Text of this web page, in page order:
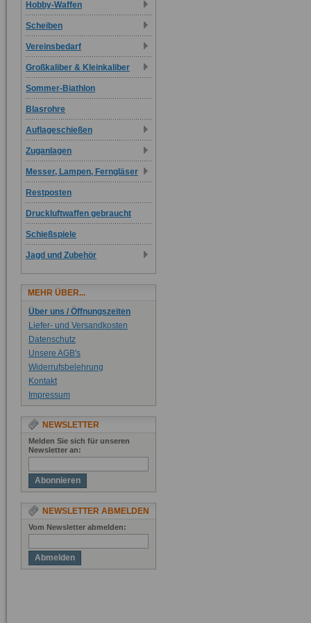
Hobby-Waffen
Scheiben
Vereinsbedarf
Großkaliber & Kleinkaliber
Sommer-Biathlon
Blasrohre
Auflageschießen
Zuganlagen
Messer, Lampen, Ferngläser
Restposten
Druckluftwaffen gebraucht
Schießspiele
Jagd und Zubehör
MEHR ÜBER...
Über uns / Öffnungszeiten
Liefer- und Versandkosten
Datenschutz
Unsere AGB's
Widerrufsbelehrung
Kontakt
Impressum
NEWSLETTER
Melden Sie sich für unseren
Newsletter an:
Abonnieren
NEWSLETTER ABMELDEN
Vom Newsletter abmelden:
Abmelden